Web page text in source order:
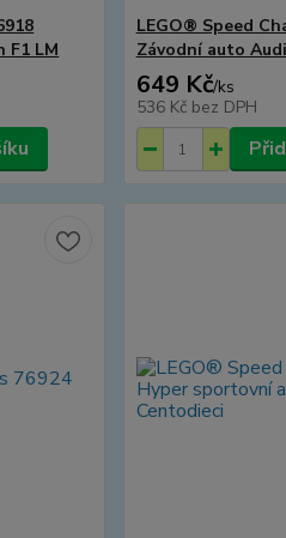
F1 LM
LEGO® Speed
Závodní auto
649 Kč/ks
536 Kč bez DPH